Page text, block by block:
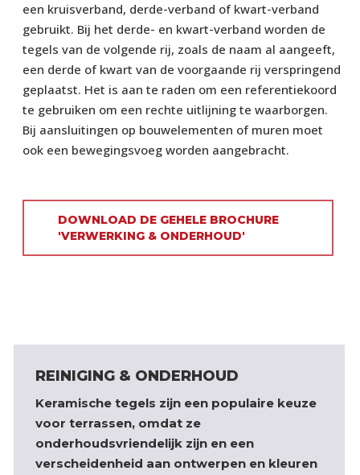
een kruisverband, derde-verband of kwart-verband
gebruikt. Bij het derde- en kwart-verband worden de
tegels van de volgende rij, zoals de naam al aangeeft,
een derde of kwart van de voorgaande rij verspringend
geplaatst. Het is aan te raden om een referentiekoord
te gebruiken om een rechte uitlijning te waarborgen.
Bij aansluitingen op bouwelementen of muren moet
ook een bewegingsvoeg worden aangebracht.
DOWNLOAD DE GEHELE BROCHURE
'VERWERKING & ONDERHOUD'
REINIGING & ONDERHOUD
Keramische tegels zijn een populaire keuze
voor terrassen, omdat ze
onderhoudsvriendelijk zijn en een
verscheidenheid aan ontwerpen en kleuren